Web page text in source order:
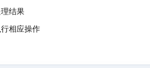
结果
相应操作